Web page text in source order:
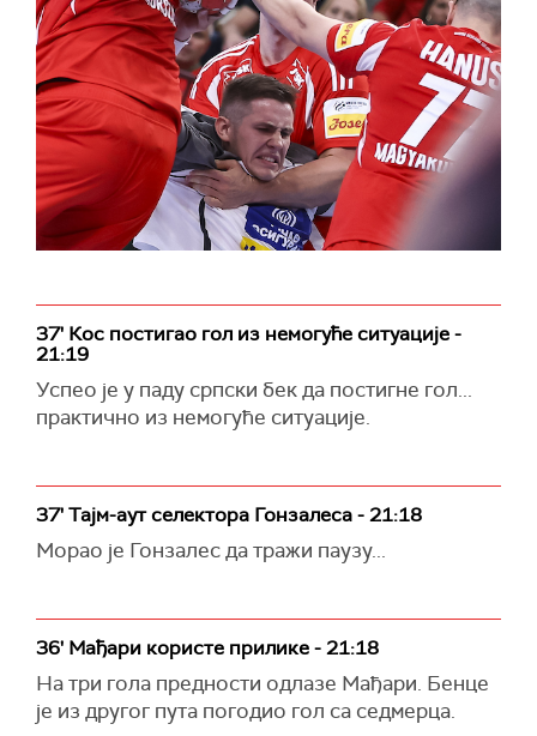
37' Кос постигао гол из немогуће ситуације -
21:19
Успео је у паду српски бек да постигне гол...
практично из немогуће ситуације.
37' Тајм-аут селектора Гонзалеса - 21:18
Морао је Гонзалес да тражи паузу...
36' Мађари користе прилике - 21:18
На три гола предности одлазе Мађари. Бенце
је из другог пута погодио гол са седмерца.